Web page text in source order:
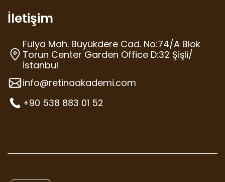
İletişim
Fulya Mah. Büyükdere Cad. No:74/A Blok
Torun Center Garden Office D:32 Şişli/
İstanbul
info@retinaakademi.com
+90 538 883 01 52